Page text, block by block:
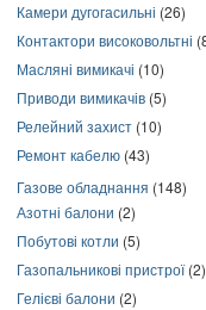
Камери дугогасильні (26)
Контактори високовольтні
Масляні вимикачі (10)
Приводи вимикачів (5)
Релейний захист (10)
Ремонт кабелю (43)
Газове обладнання (148)
Азотні балони (2)
Побутові котли (5)
Газопальникові пристрої(2)
Гелієві балони (2)